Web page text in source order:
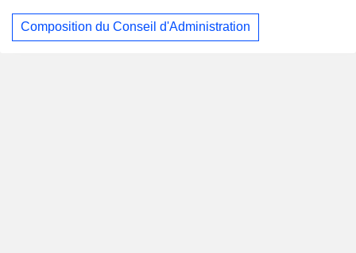
Composition du Conseil d'Administration